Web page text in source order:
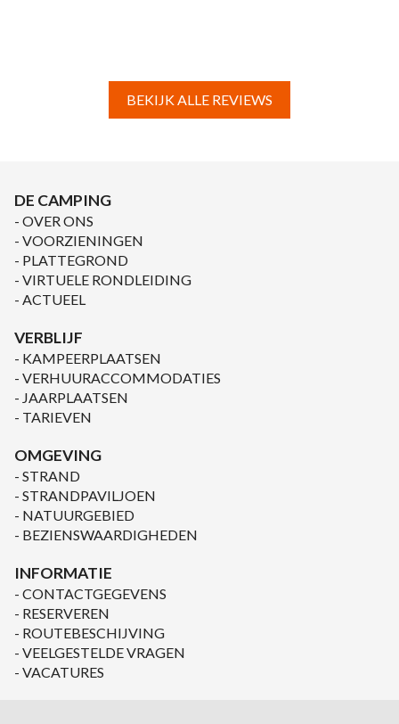
BEKIJK ALLE REVIEWS
DE CAMPING
OVER ONS
VOORZIENINGEN
PLATTEGROND
VIRTUELE RONDLEIDING
ACTUEEL
VERBLIJF
KAMPEERPLAATSEN
VERHUURACCOMMODATIES
JAARPLAATSEN
TARIEVEN
OMGEVING
STRAND
STRANDPAVILJOEN
NATUURGEBIED
BEZIENSWAARDIGHEDEN
INFORMATIE
CONTACTGEGEVENS
RESERVEREN
ROUTEBESCHIJVING
VEELGESTELDE VRAGEN
VACATURES